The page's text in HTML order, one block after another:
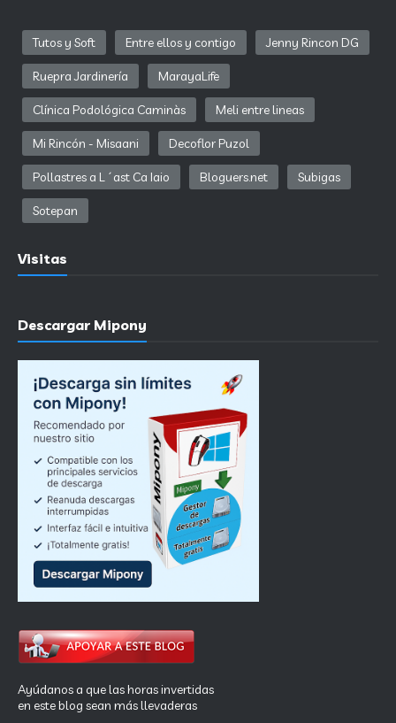
Tutos y Soft Entre ellos y contigo Jenny Rincon DG
Ruepra Jardinería MarayaLife
Clínica Podológica Caminàs Meli entre lineas
Mi Rincón - Misaani Decoflor Puzol
Pollastres a L´ast Ca Iaio Bloguers.net Subigas
Sotepan
Visitas
Descargar Mipony
Ayúdanos a que las horas invertidas
en este blog sean más llevaderas